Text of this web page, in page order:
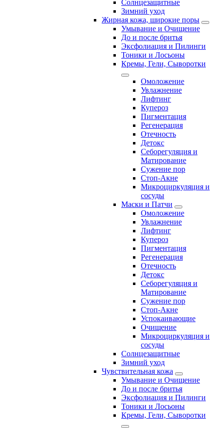
Солнцезащитные
Зимний уход
Жирная кожа, широкие поры
Умывание и Очищение
До и после бритья
Эксфолиация и Пилинги
Тоники и Лосьоны
Кремы, Гели, Сыворотки
Омоложение
Увлажнение
Лифтинг
Купероз
Пигментация
Регенерация
Отечность
Детокс
Себорегуляция и
Матирование
Сужение пор
Стоп-Акне
Микроциркуляция и
сосуды
Маски и Патчи
Омоложение
Увлажнение
Лифтинг
Купероз
Пигментация
Регенерация
Отечность
Детокс
Себорегуляция и
Матирование
Сужение пор
Стоп-Акне
Успокаивающие
Очищение
Микроциркуляция и
сосуды
Солнцезащитные
Зимний уход
Чувствительная кожа
Умывание и Очищение
До и после бритья
Эксфолиация и Пилинги
Тоники и Лосьоны
Кремы, Гели, Сыворотки